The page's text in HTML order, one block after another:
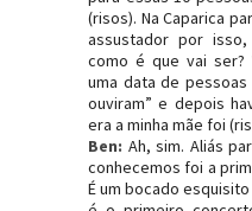
(risos). Na Caparica
assustador por
como é que vai ser?
uma data de
ouviram” e depois
era a minha mãe foi
Ben: Ah, sim. Aliás
conhecemos foi a
É um bocado